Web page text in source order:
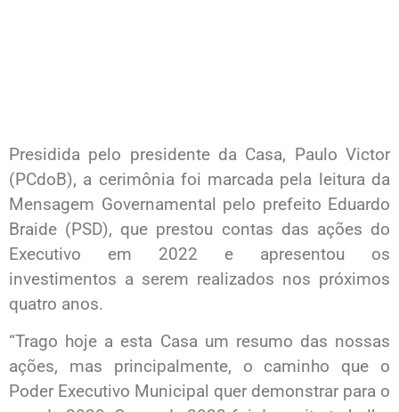
Presidida pelo presidente da Casa, Paulo Victor
(PCdoB), a cerimônia foi marcada pela leitura da
Mensagem Governamental pelo prefeito Eduardo
Braide (PSD), que prestou contas das ações do
Executivo em 2022 e apresentou os
investimentos a serem realizados nos próximos
quatro anos.
“Trago hoje a esta Casa um resumo das nossas
ações, mas principalmente, o caminho que o
Poder Executivo Municipal quer demonstrar para o